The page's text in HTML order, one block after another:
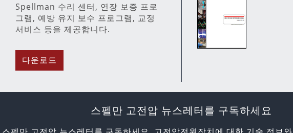
Spellman 수리 센터, 연장 보증 프로
그램, 예방 유지 보수 프로그램, 교정
서비스 등을 제공합니다.
다운로드
스펠만 고전압 뉴스레터를 구독하세요